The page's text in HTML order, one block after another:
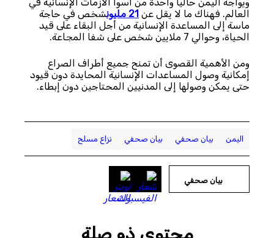
العالم. فهناك ما لا يقل عن 21 مليون
شخص في حاجة
ماسة إلى المساعدة الإنسانية من أجل البقاء على قيد
الحياة، وحوالي 7 ملايين شخص على شفا المجاعة.
ومن الأهمية القصوى أن تمنح جميع أطراف الصراع
إمكانية وصول المساعدات الإنسانية المحايدة دون قيود
حتى يمكن وصولها إلى المدنيين المحتاجين دون إبطاء.
اليمن بيان صحفي بيان صحفي نزاع مسلح
بيان صحفي
محتوى ذو صلة